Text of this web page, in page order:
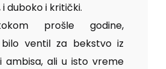
duboko i kritički.
prošle godine,
ventil za bekstvo iz
ambisa, ali u isto vreme